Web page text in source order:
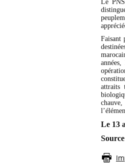
Le
Faisant
attraits
Le 13